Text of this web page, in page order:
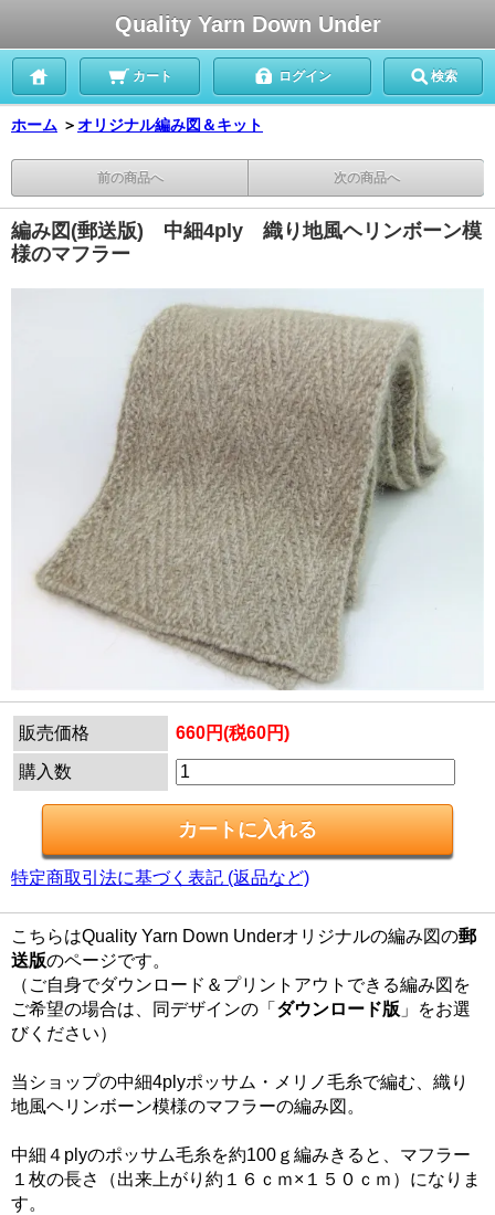
Quality Yarn Down Under
カート ログイン 検索
ホーム ＞オリジナル編み図＆キット
前の商品へ 次の商品へ
編み図(郵送版) 中細4ply 織り地風ヘリンボーン模
様のマフラー
販売価格 660円(税60円)
購入数
特定商取引法に基づく表記 (返品など)
こちらはQuality Yarn Down Underオリジナルの編み図の郵
送版のページです。
（ご自身でダウンロード＆プリントアウトできる編み図を
ご希望の場合は、同デザインの「 ダウンロード版 」をお選
びください）
当ショップの中細4plyポッサム・メリノ毛糸で編む、織り
地風ヘリンボーン模様のマフラーの編み図。
中細４plyのポッサム毛糸を約100ｇ編みきると、マフラー
１枚の長さ（出来上がり約１６ｃｍ×１５０ｃｍ）になりま
す。